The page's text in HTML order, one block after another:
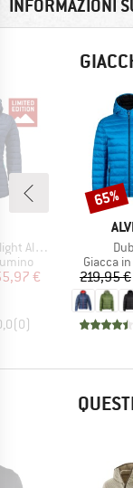
INFORMAZIONI
Exclusive
ridotto
€
(0)
Gruppo
Giacca
219,95 €
Sconto
65%